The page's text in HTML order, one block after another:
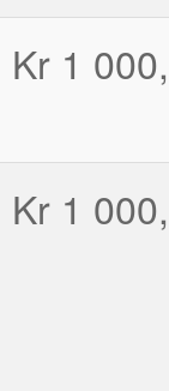
Kr 1
Kr 1